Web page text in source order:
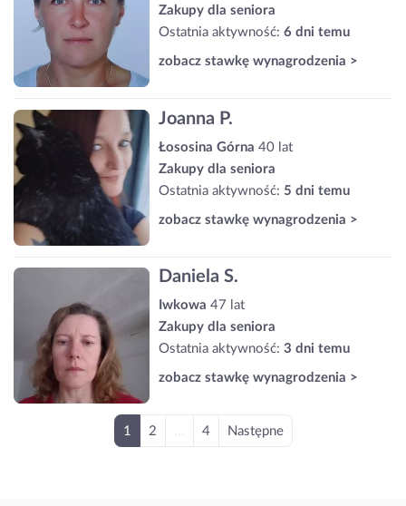
Zakupy dla seniora
Ostatnia aktywność: 6 dni temu
zobacz stawkę wynagrodzenia >
Joanna P.
Łososina Górna 40 lat
Zakupy dla seniora
Ostatnia aktywność: 5 dni temu
zobacz stawkę wynagrodzenia >
Daniela S.
Iwkowa 47 lat
Zakupy dla seniora
Ostatnia aktywność: 3 dni temu
zobacz stawkę wynagrodzenia >
1 2 4 Następne